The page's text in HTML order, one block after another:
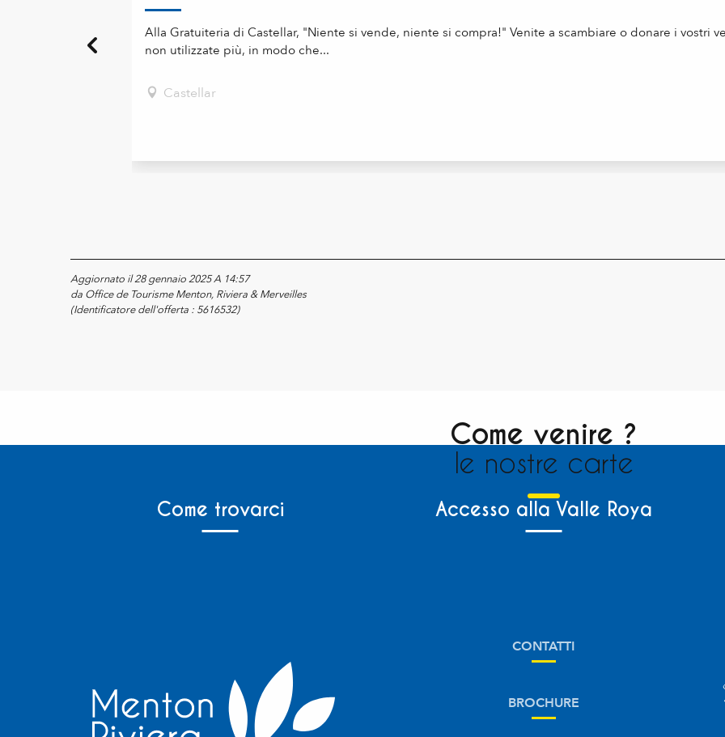
Alla Gratuiteria di Castellar, "Niente si vende, niente si compra!" Venite a scambiare o donare i vostri
non utilizzate più, in modo che...
Castellar
Aggiornato il 28 gennaio 2025 A 14:57
da Office de Tourisme Menton, Riviera & Merveilles
(Identificatore dell'offerta : 5616532)
Come venire ?
le nostre carte
Come trovarci Accesso alla Valle Roya
CONTATTI
BROCHURE